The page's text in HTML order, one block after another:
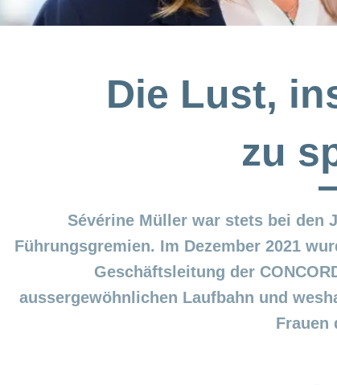
Die Lust,
zu
Sévérine Müller war stets bei den
Führungsgremien. Im Dezember 2021
Geschäftsleitung der
aussergewöhnlichen Laufbahn und
Frauen